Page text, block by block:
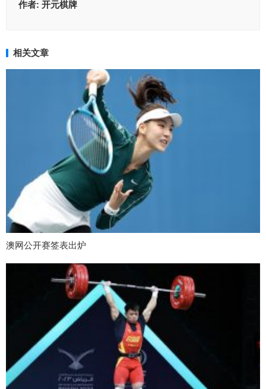
作者: 开元棋牌
相关文章
澳网公开赛签表出炉